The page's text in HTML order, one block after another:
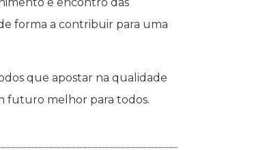
forma a contribuir para uma
que apostar na qualidade
futuro melhor para todos.